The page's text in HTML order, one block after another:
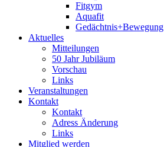
Fitgym
Aquafit
Gedächtnis+Bewegung
Aktuelles
Mitteilungen
50 Jahr Jubiläum
Vorschau
Links
Veranstaltungen
Kontakt
Kontakt
Adress Änderung
Links
Mitglied werden